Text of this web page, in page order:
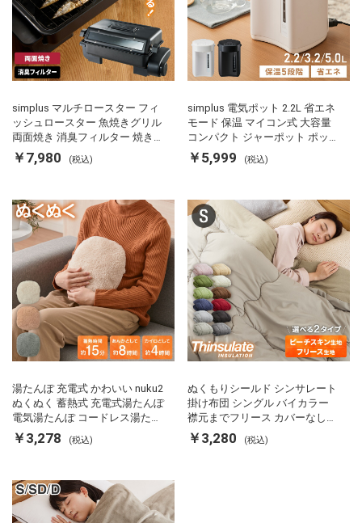
simplus マルチロースター フィ
ッシュロースター 魚焼きグリル
両面焼き 消臭フィルター 焼き魚
両面ヒーター タイマー付き SP-
FRS01 マットブラック シンプラ
￥7,980 (税込)
simplus 電気ポット 2.2L 省エネ
モード 保温 マイコン式 大容量
コンパクト ジャーポット ポット
カルキ抜き 空焚き防止 温度調節
軽量 SP-PD22 シンプラス
￥5,999 (税込)
湯たんぽ 充電式 かわいい nuku2
ぬくぬく 蓄熱式 充電式湯たんぽ
電気湯たんぽ コードレス湯たん
ぽ エコ 節電 節約 省エネ 充電式
エコ電気あんか EWT-2143 スリ
￥3,278 (税込)
ぬくもりシールド シンサレート
掛け布団 シングル バイカラー
襟元までフリース カバーなしで
使える 軽い 丸洗い 断熱 保温 抗
菌防臭 洗える 防ダニ 軽量 ホコ
￥3,280 (税込)